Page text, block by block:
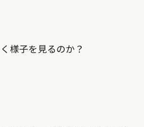
様子を見るのか？